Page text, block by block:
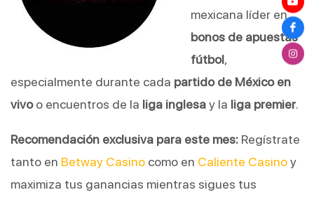
mexicana líder en
bonos de apuestas
fútbol,
especialmente durante cada partido de México en
vivoo encuentros de la liga inglesay la liga premier.
Recomendación exclusiva para este mes: Regístrate
tanto en Betway Casino como en Caliente Casinoy
maximiza tus ganancias mientras sigues tus